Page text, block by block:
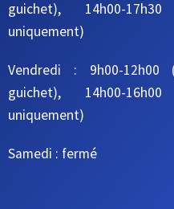
guichet), 14h00-
uniquement)
Vendredi : 9h00-12h00
guichet), 14h00-
uniquement)
Samedi : fermé